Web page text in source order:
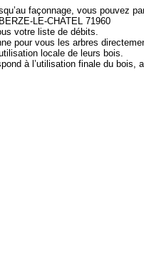
façonnage, vous pouvez
LE-CHATEL 71960
votre liste de débits.
pour vous les arbres
locale de leurs bois.
à l’utilisation finale du bois,